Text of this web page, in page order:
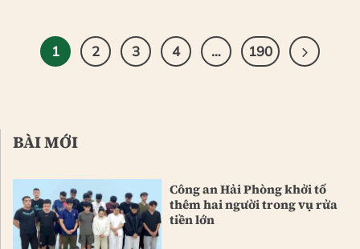
1 2 3 4 … 190
BÀI MỚI
Công an Hải Phòng khởi tố
thêm hai người trong vụ rửa
tiền lớn